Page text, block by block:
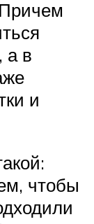
а в
и
чтобы